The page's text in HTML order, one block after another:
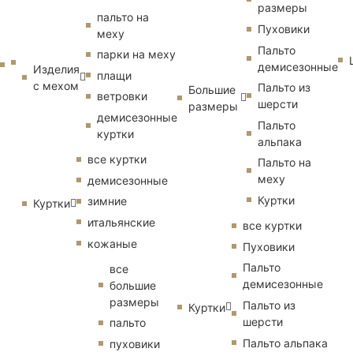
Изделия
с мехом
пальто на
меху
парки на меху
плащи
ветровки
демисезонные
куртки
Куртки
все куртки
демисезонные
зимние
итальянские
кожаные
все
большие
размеры
пальто
пуховики
Большие
размеры
размеры
Пуховики
Пальто
демисезонные
Пальто из
шерсти
Пальто
альпака
Пальто на
меху
Куртки
Куртки
все куртки
Пуховики
Пальто
демисезонные
Пальто из
шерсти
Пальто альпака